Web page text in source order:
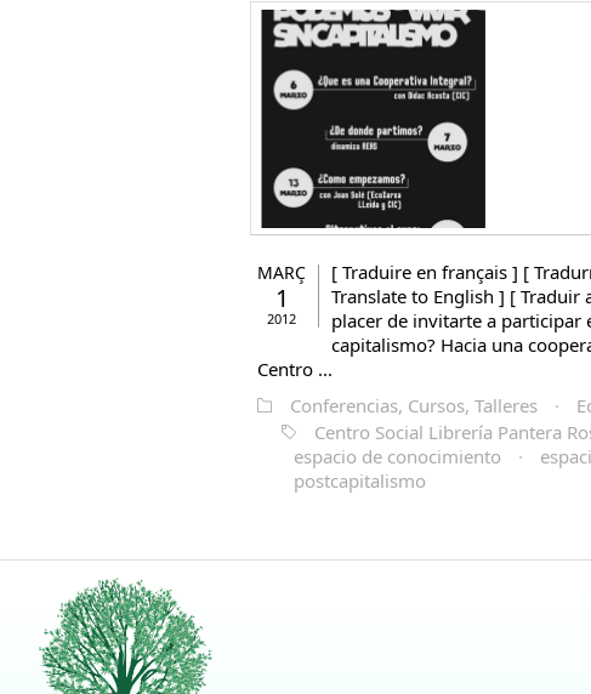
MARÇ
1
2012
[ Traduire en français ] [
Translate to English ] [ Traduir
placer de invitarte a participar
capitalismo? Hacia una
Centro ...
Conferencias, Cursos, Talleres ·
Centro Social Librería Pantera
espacio de conocimiento
·
postcapitalismo